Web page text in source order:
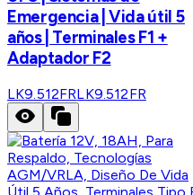
Emergencia | Vida útil 5
años | Terminales F1 +
Adaptador F2
LK9.512FRLK9.512FR